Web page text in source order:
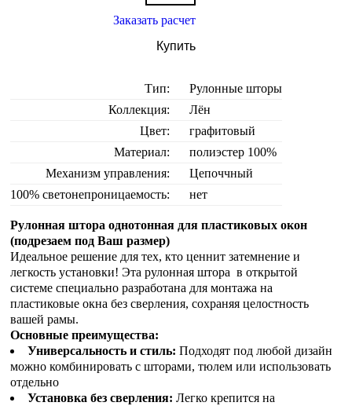
Заказать расчет
Купить
Тип:
Рулонные шторы
Коллекция:
Лён
Цвет:
графитовый
Материал:
полиэстер 100%
Механизм управления:
Цепоччный
100% светонепроницаемость:
нет
Рулонная штора однотонная для пластиковых окон
(подрезаем под Ваш размер)
Идеальное решение для тех, кто ценнит затемнение и
легкость установки! Эта рулонная штора в открытой
системе специально разработана для монтажа на
пластиковые окна без сверления, сохраняя целостность
вашей рамы.
Основные преимущества:
Универсальность и стиль: Подходят под любой дизайн
можно комбинировать с шторами, тюлем или использовать
отдельно
Установка без сверления: Легко крепится на